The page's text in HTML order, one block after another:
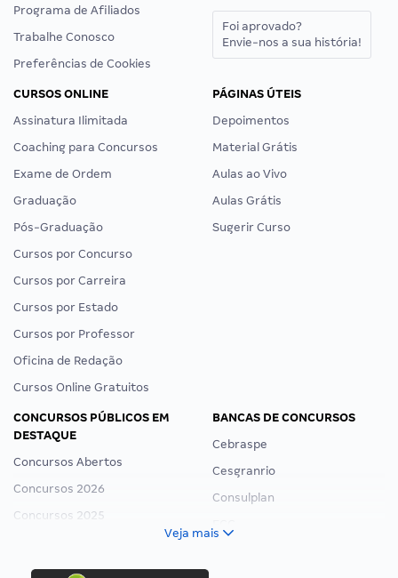
Programa de Afiliados
Trabalhe Conosco
Preferências de Cookies
Foi aprovado?
Envie-nos a sua história!
CURSOS ONLINE
Assinatura Ilimitada
Coaching para Concursos
Exame de Ordem
Graduação
Pós-Graduação
Cursos por Concurso
Cursos por Carreira
Cursos por Estado
Cursos por Professor
Oficina de Redação
Cursos Online Gratuitos
PÁGINAS ÚTEIS
Depoimentos
Material Grátis
Aulas ao Vivo
Aulas Grátis
Sugerir Curso
CONCURSOS PÚBLICOS EM
DESTAQUE
Concursos Abertos
Concursos 2026
Concursos 2025
Concurso Ibama
BANCAS DE CONCURSOS
Cebraspe
Cesgranrio
Consulplan
Veja mais